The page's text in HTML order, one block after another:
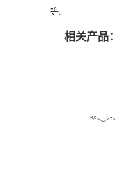
等。
相关产品：